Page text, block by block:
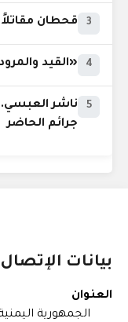
3 قحطان مقاتلاً
4 «القيد
5
ناشر
جرائم الحاضر
بيانات الإتصال
العنوان
الجمهورية